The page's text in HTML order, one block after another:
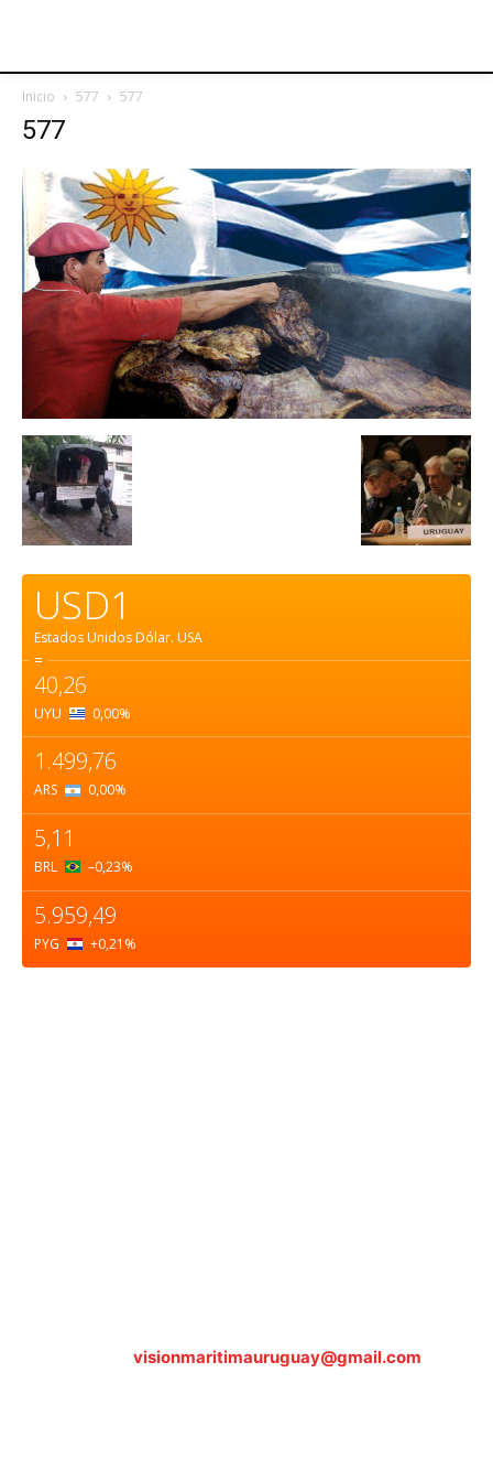
Inicio 577 577
577
USD1
Estados Unidos Dólar. USA
=
40,26
UYU 0,00%
1.499,76
ARS 0,00%
5,11
BRL –0,23%
5.959,49
PYG +0,21 %
visionmaritimauruguay@gmail.com